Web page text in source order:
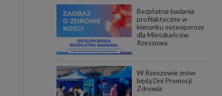
Aby
i ich
Bezpłatne badania
profilaktyczne w
kierunku osteoporozy
dla Mieszkańców
Rzeszowa
W Rzeszowie znów
będą Dni Promocji
Zdrowia